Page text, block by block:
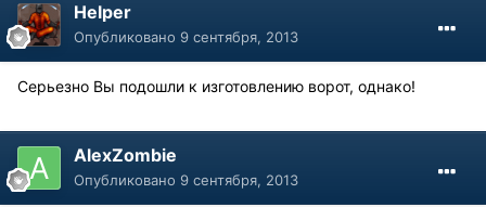
Helper
Опубликовано 9 сентября, 2013
Серьезно Вы подошли к изготовлению ворот, однако!
AlexZombie
Опубликовано 9 сентября, 2013